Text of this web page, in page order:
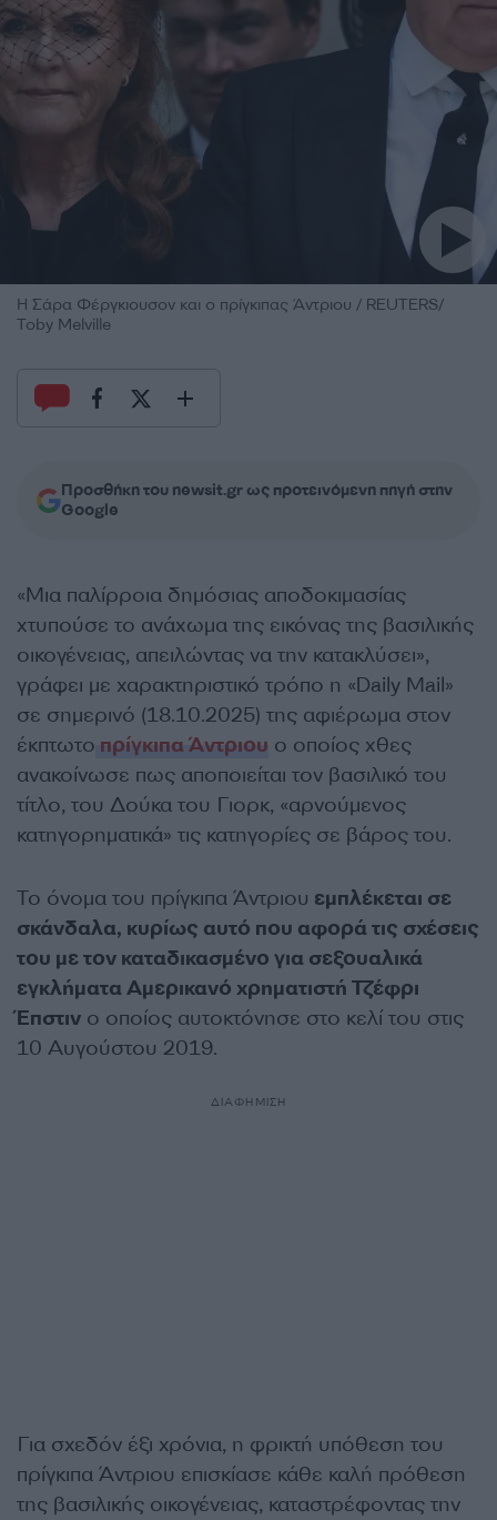
Η Σάρα Φέργκιουσον και ο πρίγκιπας Άντριου / REUTERS/
Toby Melville
Προσθήκη του newsit.gr ως προτεινόμενη πηγή στην
Google
«Μια παλίρροια δημόσιας αποδοκιμασίας
χτυπούσε το ανάχωμα της εικόνας της βασιλικής
οικογένειας, απειλώντας να την κατακλύσει»,
γράφει με χαρακτηριστικό τρόπο η «Daily Μail»
σε σημερινό (18.10.2025) της αφιέρωμα στον
έκπτωτο πρίγκιπα Άντριου ο οποίος χθες
ανακοίνωσε πως αποποιείται τον βασιλικό του
τίτλο, του Δούκα του Γιορκ, «αρνούμενος
κατηγορηματικά» τις κατηγορίες σε βάρος του.
Το όνομα του πρίγκιπα Άντριου εμπλέκεται σε
σκάνδαλα, κυρίως αυτό που αφορά τις σχέσεις
του με τον καταδικασμένο για σεξουαλικά
εγκλήματα Αμερικανό χρηματιστή Τζέφρι
Έπστιν ο οποίος αυτοκτόνησε στο κελί του στις
10 Αυγούστου 2019.
ΔΙΑΦΗΜΙΣΗ
Για σχεδόν έξι χρόνια, η φρικτή υπόθεση του
πρίγκιπα Άντριου επισκίασε κάθε καλή πρόθεση
της βασιλικής οικογένειας, καταστρέφοντας την